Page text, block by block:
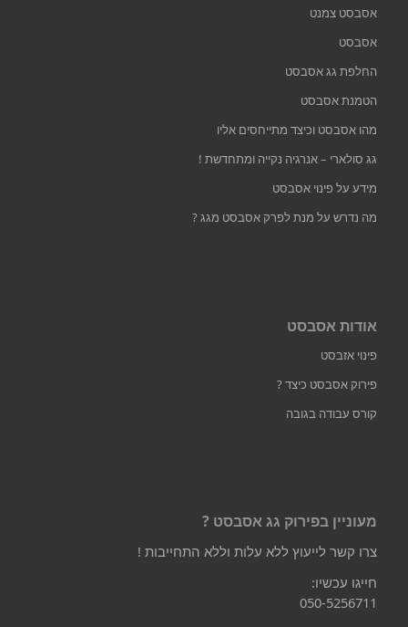
אסבסט צמנט
אסבסט
החלפת גג אסבסט
הטמנת אסבסט
מהו אסבסט וכיצד מתייחסים אליו
גג סולארי – אנרגיה נקייה ומתחדשת !
מידע על פינוי אסבסט
מה נדרש על מנת לפרק אסבסט מגג ?
אודות אסבסט
פינוי אזבסט
פירוק אסבסט כיצד ?
קורס עבודה בגובה
מעוניין בפירוק גג אסבסט ?
צרו קשר לייעוץ ללא עלות וללא התחייבות !
חייגו עכשיו:
050-5256711